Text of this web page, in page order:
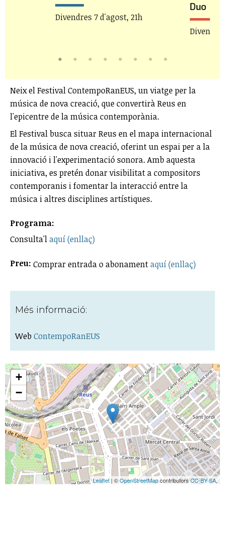
Divendres 7 d'agost, 21h
Duo
Neix el Festival ContempoRanEUS, un viatge per la
música de nova creació, que convertirà Reus en
l'epicentre de la música contemporània.
El Festival busca situar Reus en el mapa internacional
de la música de nova creació, oferint un espai per a la
innovació i l'experimentació sonora. Amb aquesta
iniciativa, es pretén donar visibilitat a compositors
contemporanis i fomentar la interacció entre la
música i altres disciplines artístiques.
Programa:
Consulta'laquí (enllaç)
Preu: Comprar entrada o abonamentaquí (enllaç)
Més informació:
Web ContempoRanEUS
+
−
Leaflet | ©OpenStreetMapcontributorsCC-BY-SA,